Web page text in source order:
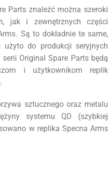
Parts znaleźć można szeroki
jak i zewnętrznych części
Są to dokładnie te same,
do produkcji seryjnych
Original Spare Parts będą
i użytkownikom replik
sztucznego oraz metalu
systemu QD (szybkiej
w replika Specna Arms